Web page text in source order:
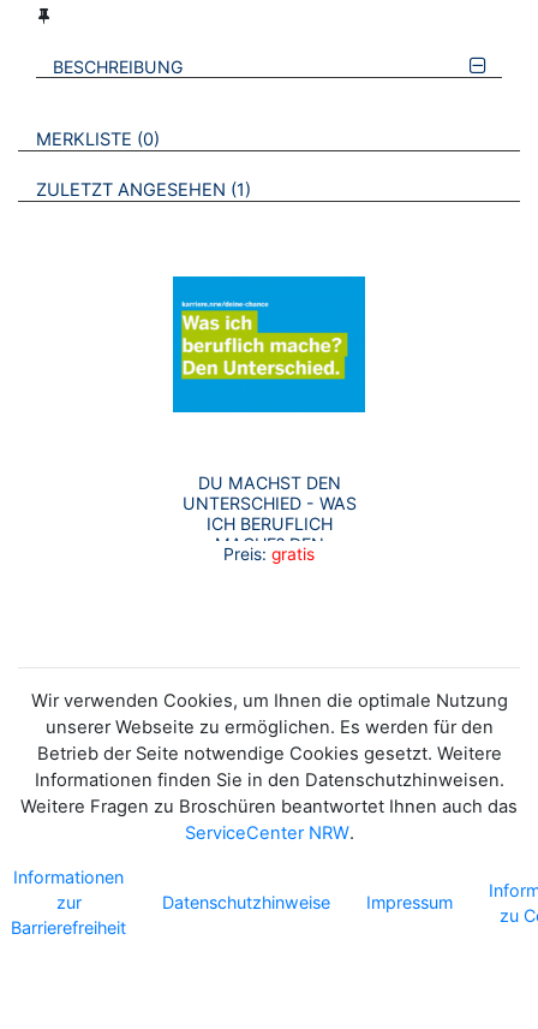
BESCHREIBUNG
VERWEISE AUF VERMERKTE- ODER ZULETZT ANGESEHENE
MERKLISTE 0 BROSCHÜREN
ZULETZT ANGESEHEN 1 BROSCHÜREN
DU MACHST DEN
UNTERSCHIED - WAS
ICH BERUFLICH
MACHE? DEN
UNTERSCHIED. -
Preis: gratis
Wir verwenden Cookies, um Ihnen die optimale Nutzung
unserer Webseite zu ermöglichen. Es werden für den
Betrieb der Seite notwendige Cookies gesetzt. Weitere
Informationen finden Sie in den Datenschutzhinweisen.
Weitere Fragen zu Broschüren beantwortet Ihnen auch das
ServiceCenter NRW.
Informationen
zur
Barrierefreiheit
Datenschutzhinweise Impressum
zu